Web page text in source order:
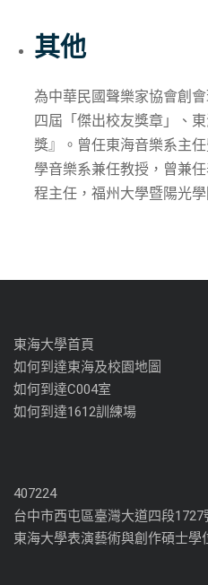
其他
為中華民國聲樂家協會創
四屆「傑出校友獎章」、
獎』。曾任東海音樂系主
學音樂系兼任教授，曾兼
程主任，福州大學暨陽光學
東海大學首頁
如何到達東海及校園地圖
如何到達C004室
如何到達1612訓練場
407224
台中市西屯區臺灣大道四段1727
東海大學表演藝術與創作碩士學